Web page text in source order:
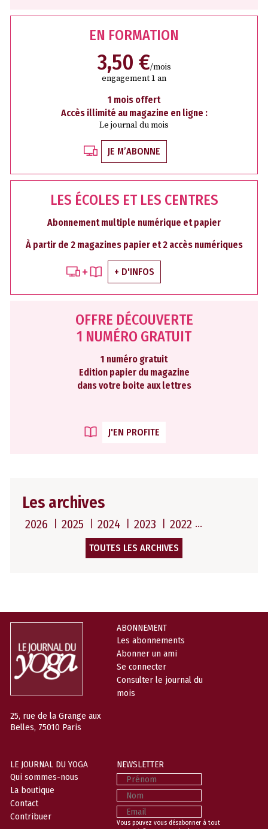
EN FORMATION
3,50 €/mois
engagement 1 an
1 mois offert
Accès illimité au magazine en ligne :
Le journal du mois
JE M’ABONNE
LES ÉCOLES ET LES CENTRES
Abonnement multiple numérique et papier
À partir de 2 magazines papier et 2 accès numériques
+ D'INFOS
OFFRE DÉCOUVERTE
1 NUMÉRO GRATUIT
1 numéro gratuit
Edition papier du magazine
dans votre boite aux lettres
J'EN PROFITE
Les archives
2026 2025 2024 2023 2022
TOUTES LES ARCHIVES
25, rue de la Grange aux
Belles, 75010 Paris
ABONNEMENT
Les abonnements
Abonner un ami
Se connecter
Consulter le journal du
mois
LE JOURNAL DU YOGA
Qui sommes-nous
La boutique
Contact
Contribuer
NEWSLETTER
Prénom
Nom
Email
Vous pouvez vous désabonner à tout